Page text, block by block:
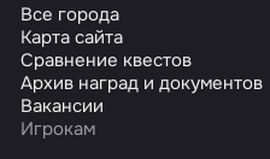
Все города
Карта сайта
Сравнение квестов
Архив наград и документов
Вакансии
Игрокам